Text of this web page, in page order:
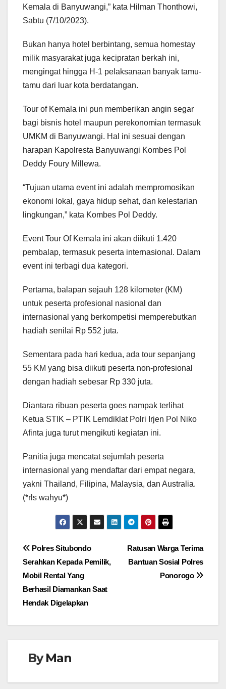
Kemala di Banyuwangi,” kata Hilman Thonthowi,
Sabtu (7/10/2023).
Bukan hanya hotel berbintang, semua homestay
milik masyarakat juga kecipratan berkah ini,
mengingat hingga H-1 pelaksanaan banyak tamu-
tamu dari luar kota berdatangan.
Tour of Kemala ini pun memberikan angin segar
bagi bisnis hotel maupun perekonomian termasuk
UMKM di Banyuwangi. Hal ini sesuai dengan
harapan Kapolresta Banyuwangi Kombes Pol
Deddy Foury Millewa.
“Tujuan utama event ini adalah mempromosikan
ekonomi lokal, gaya hidup sehat, dan kelestarian
lingkungan,” kata Kombes Pol Deddy.
Event Tour Of Kemala ini akan diikuti 1.420
pembalap, termasuk peserta internasional. Dalam
event ini terbagi dua kategori.
Pertama, balapan sejauh 128 kilometer (KM)
untuk peserta profesional nasional dan
internasional yang berkompetisi memperebutkan
hadiah senilai Rp 552 juta.
Sementara pada hari kedua, ada tour sepanjang
55 KM yang bisa diikuti peserta non-profesional
dengan hadiah sebesar Rp 330 juta.
Diantara ribuan peserta goes nampak terlihat
Ketua STIK – PTIK Lemdiklat Polri Irjen Pol Niko
Afinta juga turut mengikuti kegiatan ini.
Panitia juga mencatat sejumlah peserta
internasional yang mendaftar dari empat negara,
yakni Thailand, Filipina, Malaysia, dan Australia.
(*rls wahyu*)
Navigasi
pos
Ratusan Warga Terima
Bantuan Sosial Polres
Ponorogo
Polres Situbondo
Serahkan Kepada Pemilik,
Mobil Rental Yang
Berhasil Diamankan Saat
Hendak Digelapkan
ByMan